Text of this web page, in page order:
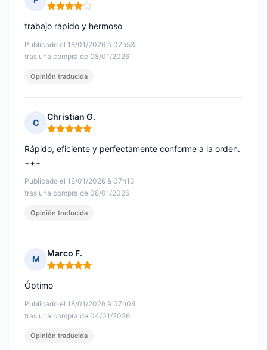
Nota: 4 de 5
Publicado el 18/01/2026 à 07h53
tras una compra de 08/01/2026
trabajo rápido y hermoso
Opinión traducida
C
Christian G.
Nota: 5 de 5
Publicado el 18/01/2026 à 07h13
tras una compra de 08/01/2026
Rápido, eficiente y perfectamente conforme a la orden.
+++
Opinión traducida
M
Marco F.
Nota: 5 de 5
Publicado el 18/01/2026 à 07h04
tras una compra de 04/01/2026
Óptimo
Opinión traducida